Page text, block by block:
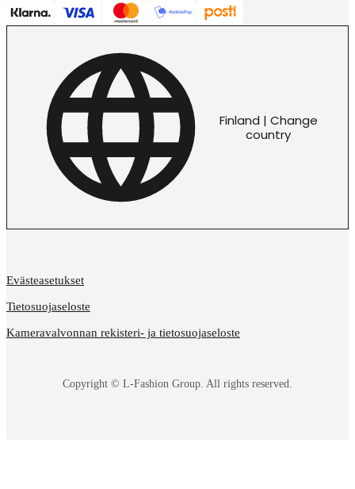
Finland | Change
country
Copyright © L-Fashion Group. All rights reserved.
Evästeasetukset
Tietosuojaseloste
Kameravalvonnan rekisteri- ja tietosuojaseloste